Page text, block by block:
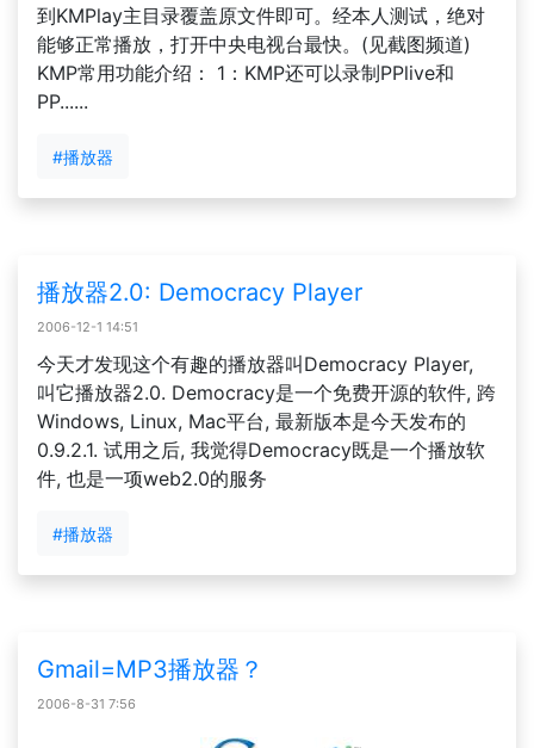
到KMPlay主目录覆盖原文件即可。经本人测试，绝对
能够正常播放，打开中央电视台最快。(见截图频道)
KMP常用功能介绍： 1：KMP还可以录制PPlive和
PP......
#播放器
播放器2.0: Democracy Player
2006-12-1 14:51
今天才发现这个有趣的播放器叫Democracy Player,
叫它播放器2.0. Democracy是一个免费开源的软件, 跨
Windows, Linux, Mac平台, 最新版本是今天发布的
0.9.2.1. 试用之后, 我觉得Democracy既是一个播放软
件, 也是一项web2.0的服务
#播放器
Gmail=MP3播放器？
2006-8-31 7:56